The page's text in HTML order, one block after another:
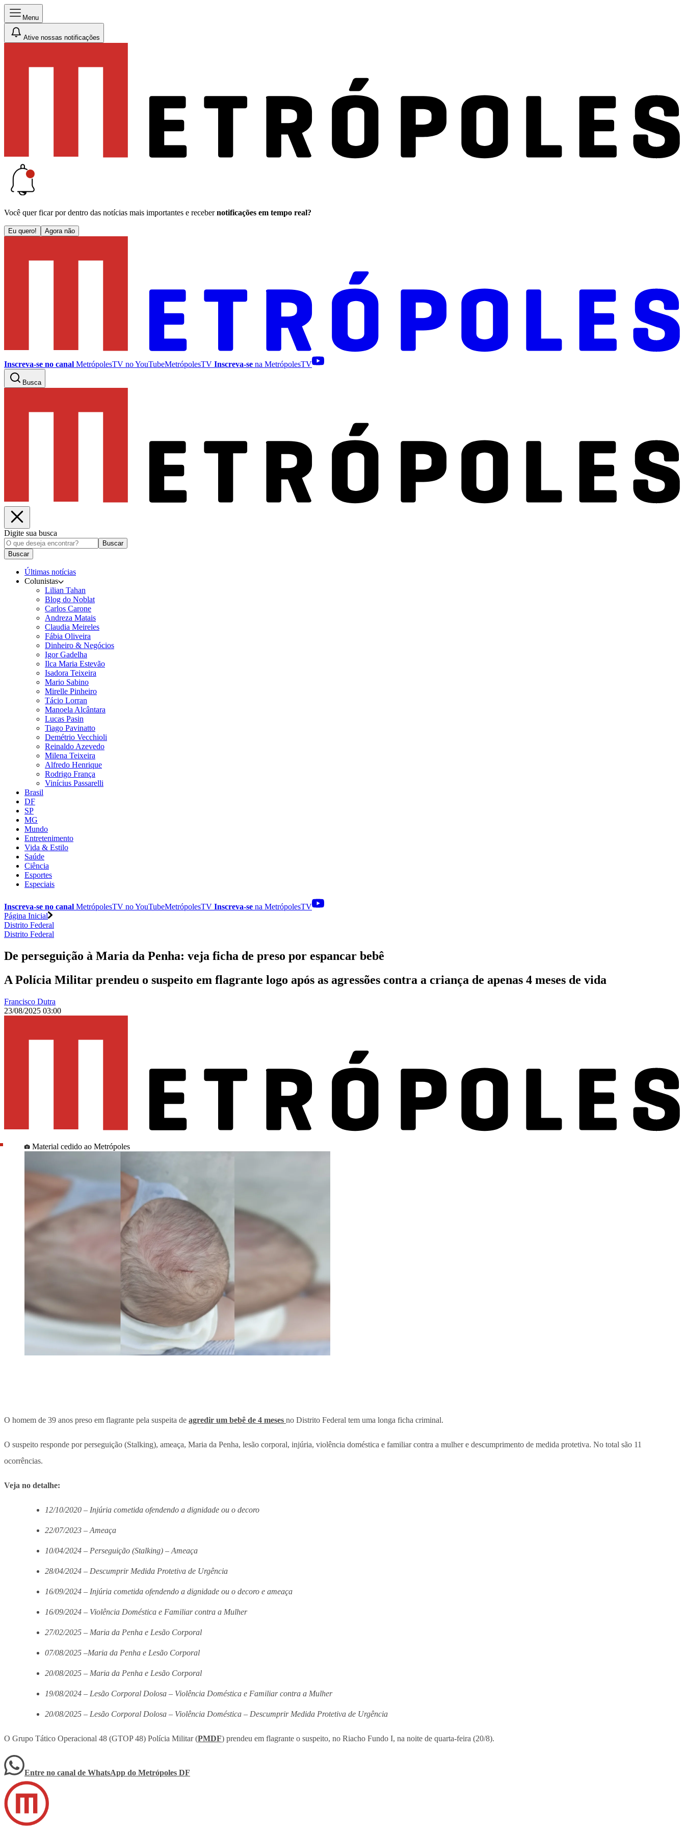
Menu
Ative nossas notificações
Você quer ficar por dentro das notícias mais importantes e receber notificações em tempo real?
Eu quero! Agora não
Inscreva-se no canal MetrópolesTV noYouTubeMetrópolesTV Inscreva-se na MetrópolesTV
Busca
Digite sua busca
Buscar
Buscar
Últimas notícias
Colunistas
Lilian Tahan
Blog do Noblat
Carlos Carone
Andreza Matais
Claudia Meireles
Fábia Oliveira
Dinheiro & Negócios
Igor Gadelha
Ilca Maria Estevão
Isadora Teixeira
Mario Sabino
Mirelle Pinheiro
Tácio Lorran
Manoela Alcântara
Lucas Pasin
Tiago Pavinatto
Demétrio Vecchioli
Reinaldo Azevedo
Milena Teixeira
Alfredo Henrique
Rodrigo França
Vinícius Passarelli
Brasil
DF
SP
MG
Mundo
Entretenimento
Vida & Estilo
Saúde
Ciência
Esportes
Especiais
Inscreva-se no canal MetrópolesTV noYouTubeMetrópolesTV Inscreva-se na MetrópolesTV
Página Inicial
Distrito Federal
Distrito Federal
De perseguição à Maria da Penha: veja ficha de preso por espancar bebê
A Polícia Militar prendeu o suspeito em flagrante logo após as agressões contra a criança de apenas 4 meses de vida
Francisco Dutra
23/08/2025 03:00
Material cedido ao Metrópoles
O homem de 39 anos preso em flagrante pela suspeita de agredir um bebê de 4 meses no Distrito Federal tem uma longa ficha criminal.
O suspeito responde por perseguição (Stalking), ameaça, Maria da Penha, lesão corporal, injúria, violência doméstica e familiar contra a mulher e descumprimento de medida protetiva. No total são 11
ocorrências.
Veja no detalhe:
12/10/2020 – Injúria cometida ofendendo a dignidade ou o decoro
22/07/2023 – Ameaça
10/04/2024 – Perseguição (Stalking) – Ameaça
28/04/2024 – Descumprir Medida Protetiva de Urgência
16/09/2024 – Injúria cometida ofendendo a dignidade ou o decoro e ameaça
16/09/2024 – Violência Doméstica e Familiar contra a Mulher
27/02/2025 – Maria da Penha e Lesão Corporal
07/08/2025 –Maria da Penha e Lesão Corporal
20/08/2025 – Maria da Penha e Lesão Corporal
19/08/2024 – Lesão Corporal Dolosa – Violência Doméstica e Familiar contra a Mulher
20/08/2025 – Lesão Corporal Dolosa – Violência Doméstica – Descumprir Medida Protetiva de Urgência
O Grupo Tático Operacional 48 (GTOP 48) Polícia Militar (PMDF) prendeu em flagrante o suspeito, no Riacho Fundo I, na noite de quarta-feira (20/8).
Entre no canal de WhatsApp do Metrópoles DF